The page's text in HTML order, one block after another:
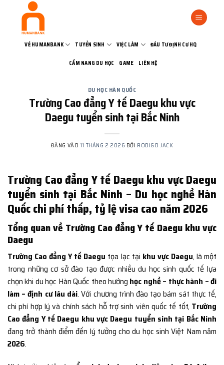
VỀ HUMANBANK TUYỂN SINH VIỆC LÀM ĐẦU TƯ ĐỊNH CƯ HQ
CẨM NANG DU HỌC GAME LIÊN HỆ
DU HỌC HÀN QUỐC
Trường Cao đẳng Y tế Daegu khu vực
Daegu tuyển sinh tại Bắc Ninh
ĐĂNG VÀO 11 THÁNG 2 2026 BỞI RODIGO JACK
Trường Cao đẳng Y tế Daegu khu vực Daegu
tuyển sinh tại Bắc Ninh – Du học nghề Hàn
Quốc chi phí thấp, tỷ lệ visa cao năm 2026
Tổng quan về Trường Cao đẳng Y tế Daegu khu vực
Daegu
Trường Cao đẳng Y tế Daegu tọa lạc tại khu vực Daegu, là một
trong những cơ sở đào tạo được nhiều du học sinh quốc tế lựa
chọn khi du học Hàn Quốc theo hướng học nghề – thực hành – đi
làm – định cư lâu dài. Với chương trình đào tạo bám sát thực tế,
chi phí hợp lý và chính sách hỗ trợ sinh viên quốc tế tốt, Trường
Cao đẳng Y tế Daegu khu vực Daegu tuyển sinh tại Bắc Ninh
đang trở thành điểm đến lý tưởng cho du học sinh Việt Nam năm
2026.